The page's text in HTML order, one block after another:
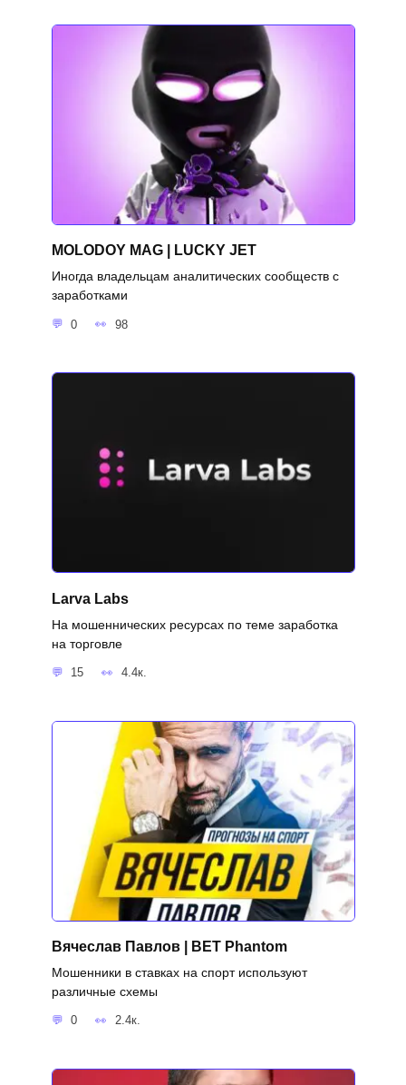
MOLODOY MAG | LUCKY JET
Иногда владельцам аналитических сообществ с
заработками
0 98
Larva Labs
На мошеннических ресурсах по теме заработка
на торговле
15 4.4к.
Вячеслав Павлов | BET Phantom
Мошенники в ставках на спорт используют
различные схемы
0 2.4к.